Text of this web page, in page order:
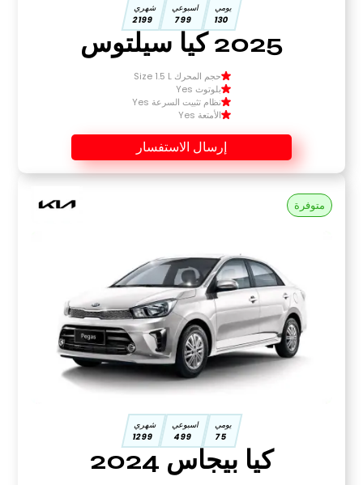
يومي
130
اسبوعي
799
شهري
2199
2025 كيا سيلتوس
حجم المحرك Size 1.5 L
بلوتوث Yes
نظام تثبيت السرعة Yes
الأمتعة Yes
إرسال الاستفسار
متوفرة
يومي
75
اسبوعي
499
شهري
1299
كيا بيجاس 2024